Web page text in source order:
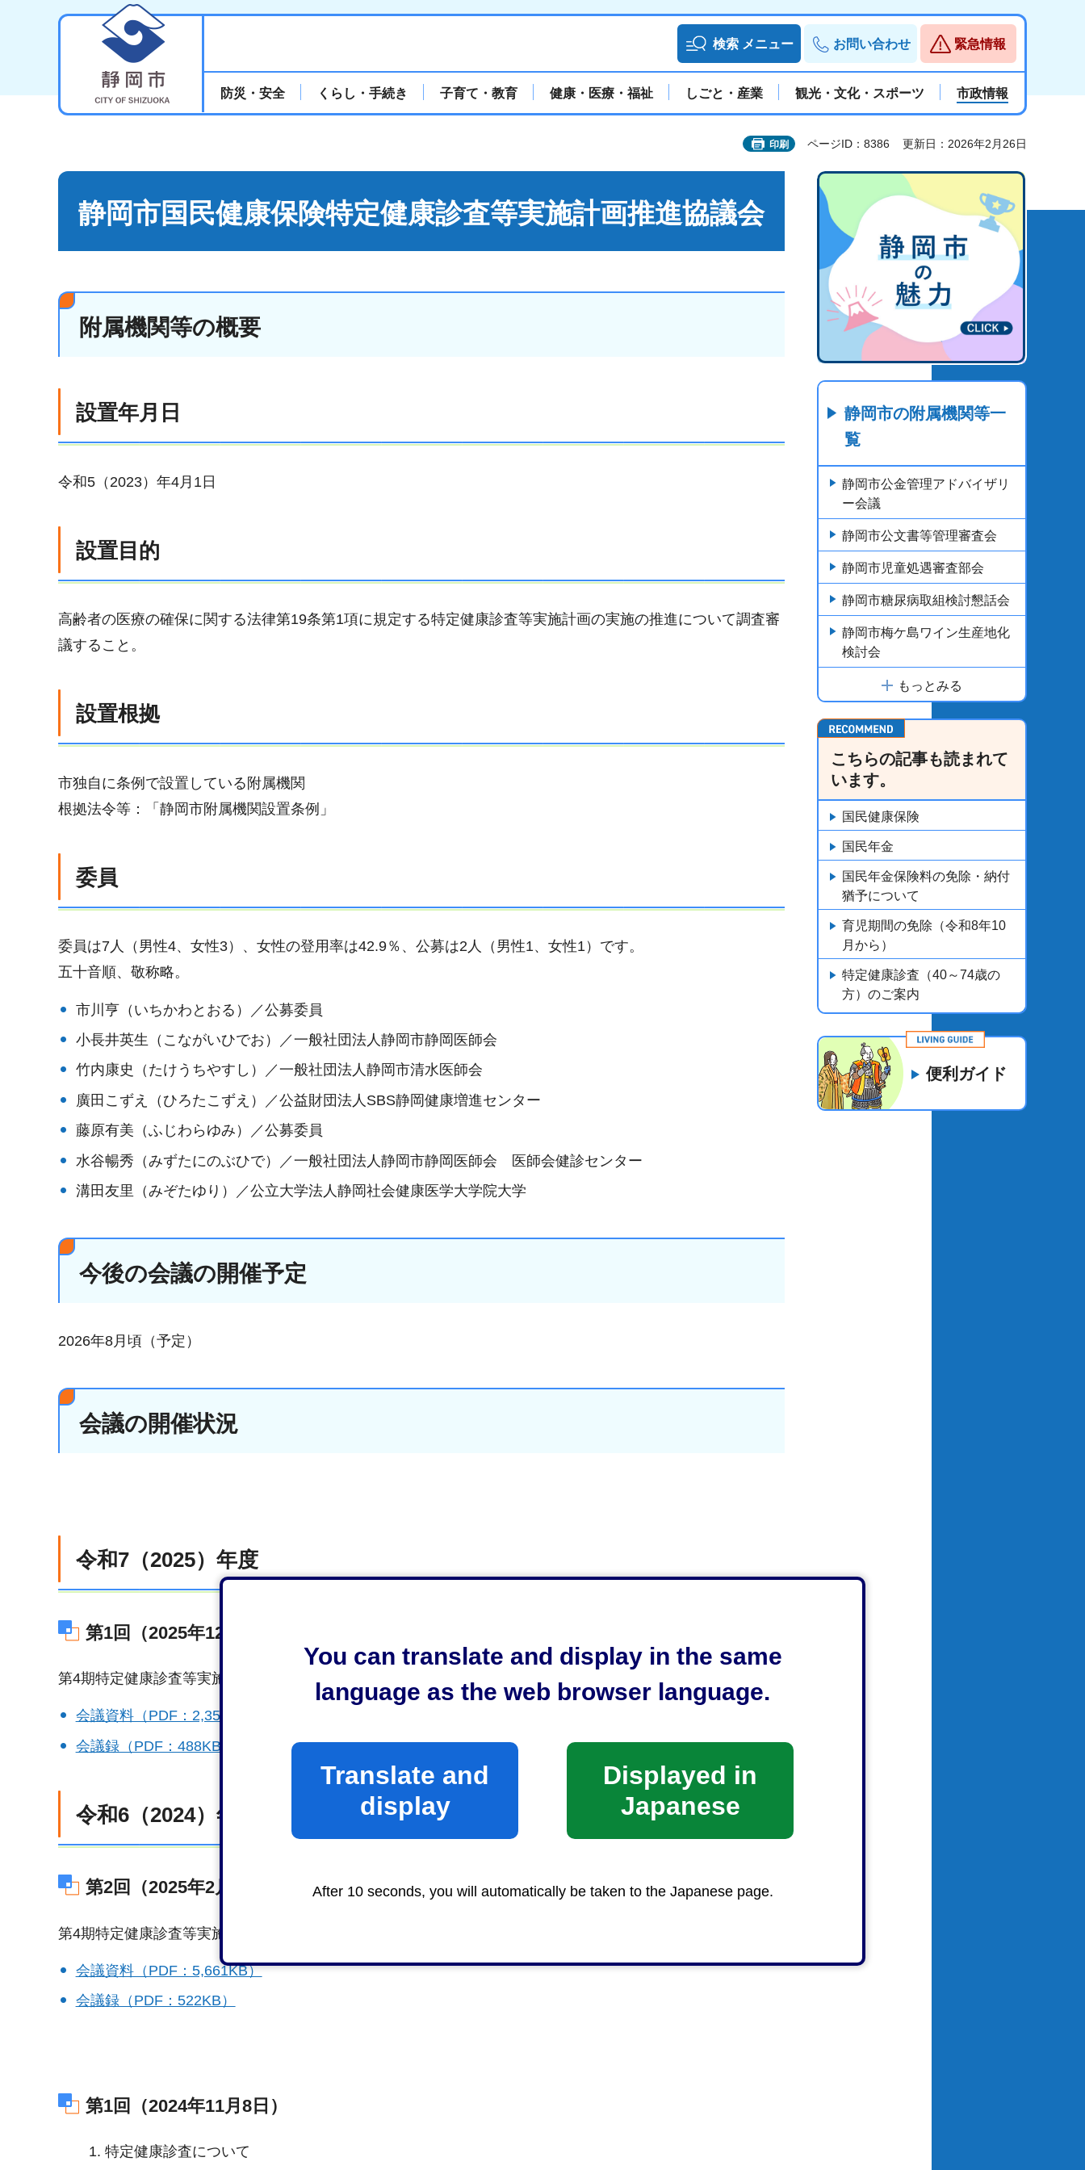
You can translate and display in the same
language as the web browser language.
Translate and
display
Displayed in
Japanese
After 10 seconds, you will automatically be taken to the Japanese page.
検索 メニュー お問い合わせ 緊急情報
防災・安全 くらし・手続き 子育て・教育 健康・医療・福祉 しごと・産業 観光・文化・スポーツ 市政情報
印刷 ページID：8386 更新日：2026年2月26日
静岡市国民健康保険特定健康診査等実施計画推進協議会
附属機関等の概要
設置年月日
令和5（2023）年4月1日
設置目的
高齢者の医療の確保に関する法律第19条第1項に規定する特定健康診査等実施計画の実施の推進について調査審
議すること。
設置根拠
市独自に条例で設置している附属機関
根拠法令等：「静岡市附属機関設置条例」
委員
委員は7人（男性4、女性3）、女性の登用率は42.9％、公募は2人（男性1、女性1）です。
五十音順、敬称略。
市川亨（いちかわとおる）／公募委員
小長井英生（こながいひでお）／一般社団法人静岡市静岡医師会
竹内康史（たけうちやすし）／一般社団法人静岡市清水医師会
廣田こずえ（ひろたこずえ）／公益財団法人SBS静岡健康増進センター
藤原有美（ふじわらゆみ）／公募委員
水谷暢秀（みずたにのぶひで）／一般社団法人静岡市静岡医師会 医師会健診センター
溝田友里（みぞたゆり）／公立大学法人静岡社会健康医学大学院大学
今後の会議の開催予定
2026年8月頃（予定）
会議の開催状況
令和7（2025）年度
第1回（2025年12月19日）
第4期特定健康診査等実施計画について
会議資料（PDF：2,356KB）
会議録（PDF：488KB）
令和6（2024）年度
第2回（2025年2月19日）
第4期特定健康診査等実施計画の実施状況について
会議資料（PDF：5,661KB）
会議録（PDF：522KB）
第1回（2024年11月8日）
特定健康診査について
静岡市の附属機関等一
覧
静岡市公金管理アドバイザリ
ー会議
静岡市公文書等管理審査会
静岡市児童処遇審査部会
静岡市糖尿病取組検討懇話会
静岡市梅ケ島ワイン生産地化
検討会
もっとみる
こちらの記事も読まれて
います。
国民健康保険
国民年金
国民年金保険料の免除・納付
猶予について
育児期間の免除（令和8年10
月から）
特定健康診査（40～74歳の
方）のご案内
便利ガイド